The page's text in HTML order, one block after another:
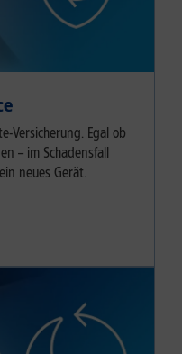
Versicherung. Egal ob
– im Schadensfall
neues Gerät.